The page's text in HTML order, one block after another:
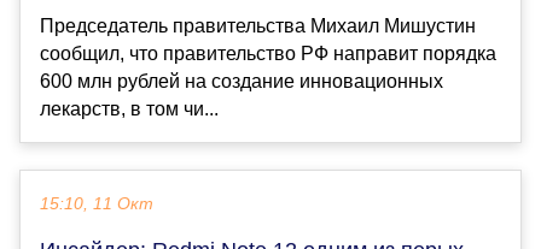
Председатель правительства Михаил Мишустин
сообщил, что правительство РФ направит порядка
600 млн рублей на создание инновационных
лекарств, в том чи...
15:10, 11 Окт